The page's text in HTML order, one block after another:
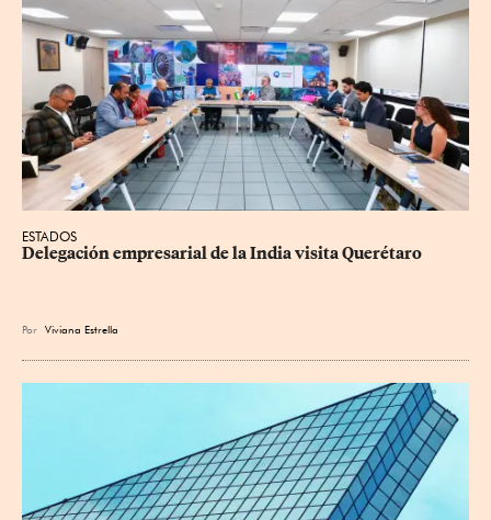
ESTADOS
Delegación empresarial de la India visita Querétaro
Por Viviana Estrella